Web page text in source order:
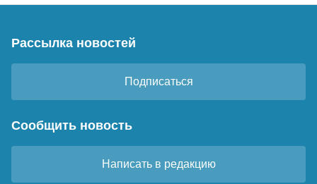
Рассылка новостей
Подписаться
Сообщить новость
Написать в редакцию